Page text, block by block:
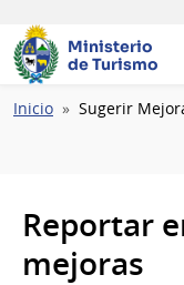
Ministerio
de Turismo
Ruta
Inicio Sugerir
Reportar
mejoras